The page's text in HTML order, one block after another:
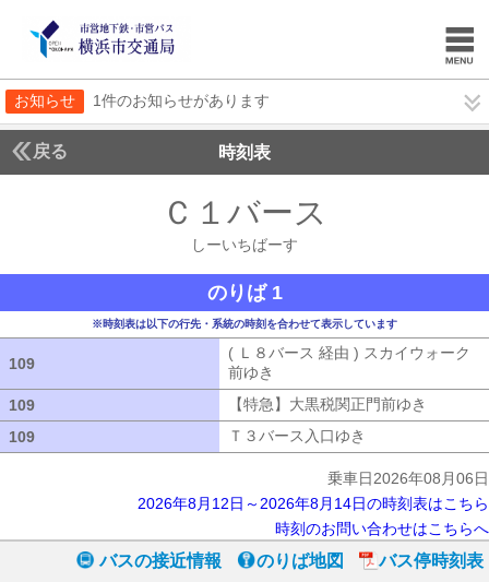
お知らせ 1件のお知らせがあります
戻る 時刻表
Ｃ１バース
しーいちばーす
のりば 1
※時刻表は以下の行先・系統の時刻を合わせて表示しています
109
( Ｌ８バース 経由 ) スカイウォーク
前ゆき
109
【特急】大黒税関正門前ゆき
109
Ｔ３バース入口ゆき
乗車日2026年08月06日
2026年8月12日～2026年8月14日の時刻表はこちら
時刻のお問い合わせはこちらへ
バスの接近情報 のりば地図
バス停時刻表